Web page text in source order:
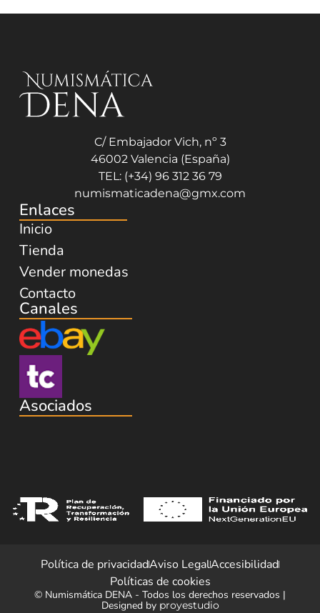
C/ Embajador Vich, nº 3
46002 Valencia (España)
TEL: (+34) 96 312 36 79
numismaticadena@gmx.com
Enlaces
Inicio
Tienda
Vender monedas
Contacto
Canales
Asociados
Política de privacidadAviso LegalAccesibilidad
Políticas de cookies
© Numismática DENA - Todos los derechos reservados |
Designed by proyestudio